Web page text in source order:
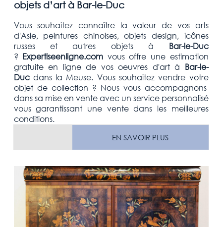
objets d’art à Bar-le-Duc
Vous souhaitez connaître la valeur de vos arts
d'Asie, peintures chinoises, objets design, icônes
russes et autres objetsà
Bar-le-Duc
? Expertiseenligne.com vous offre une estimation
gratuiteen ligne de vos oeuvres d'art à Bar-le-
Duc dans la Meuse. Vous souhaitez vendre votre
objet de collection ? Nous vous accompagnons
dans sa mise en vente avec un service personnalisé
vous garantissant une vente dans les meilleures
conditions.
EN SAVOIR PLUS